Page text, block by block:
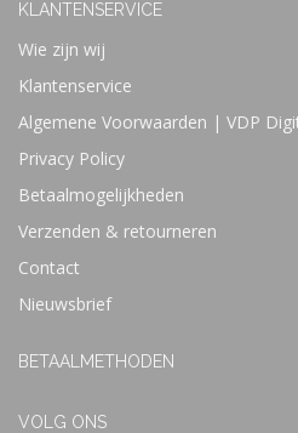
KLANTENSERVICE
Wie zijn wij
Klantenservice
Algemene Voorwaarden | VDP
Privacy Policy
Betaalmogelijkheden
Verzenden & retourneren
Contact
Nieuwsbrief
BETAALMETHODEN
VOLG ONS